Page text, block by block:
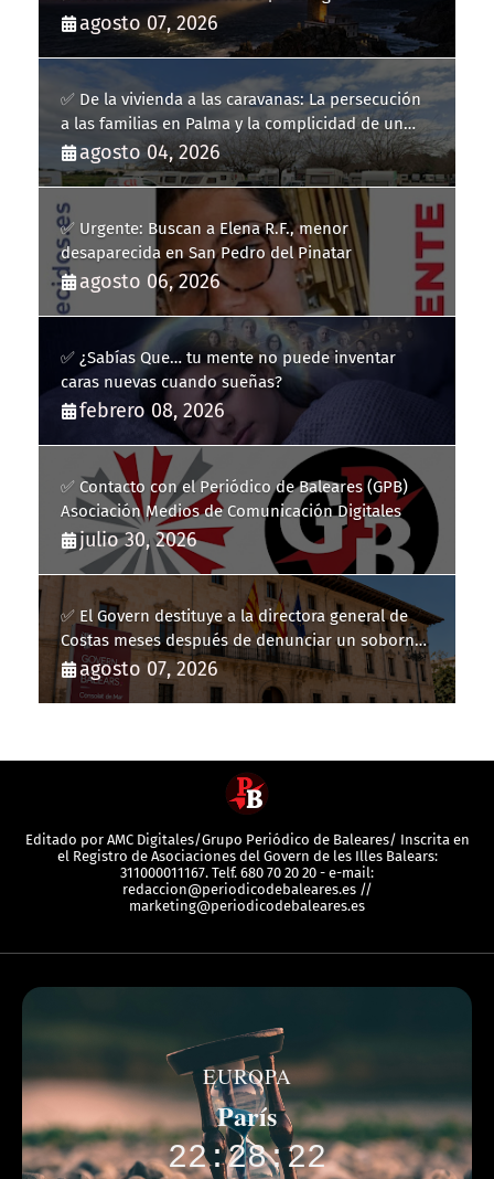
agosto 07, 2026
✅ De la vivienda a las caravanas: La persecución
a las familias en Palma y la complicidad de un
fracaso heredado
agosto 04, 2026
✅ Urgente: Buscan a Elena R.F., menor
desaparecida en San Pedro del Pinatar
agosto 06, 2026
✅ ¿Sabías Que… tu mente no puede inventar
caras nuevas cuando sueñas?
febrero 08, 2026
✅ Contacto con el Periódico de Baleares (GPB)
Asociación Medios de Comunicación Digitales
julio 30, 2026
✅ El Govern destituye a la directora general de
Costas meses después de denunciar un soborno
con 20.000 euros
agosto 07, 2026
Editado por AMC Digitales/Grupo Periódico de Baleares/ Inscrita en
el Registro de Asociaciones del Govern de les Illes Balears:
311000011167. Telf. 680 70 20 20 - e-mail:
redaccion@periodicodebaleares.es //
marketing@periodicodebaleares.es
EUROPA
París
22:28:22